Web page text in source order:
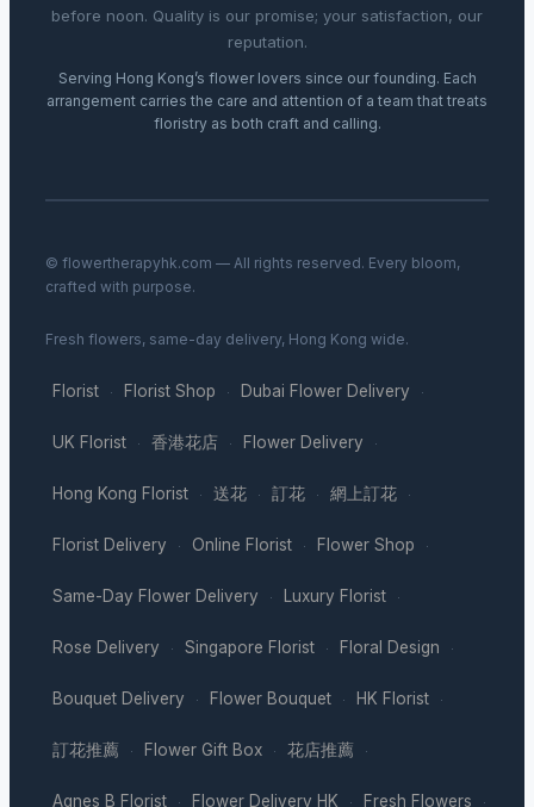
before noon. Quality is our promise; your satisfaction, our
reputation.
Serving Hong Kong’s flower lovers since our founding. Each
arrangement carries the care and attention of a team that treats
floristry as both craft and calling.
© flowertherapyhk.com — All rights reserved. Every bloom,
crafted with purpose.
Fresh flowers, same-day delivery, Hong Kong wide.
Florist · Florist Shop · Dubai Flower Delivery ·
UK Florist · 香港花店 · Flower Delivery ·
Hong Kong Florist · 送花 · 訂花 · 網上訂花 ·
Florist Delivery · Online Florist · Flower Shop ·
Same-Day Flower Delivery · Luxury Florist ·
Rose Delivery · Singapore Florist · Floral Design ·
Bouquet Delivery · Flower Bouquet · HK Florist ·
訂花推薦 · Flower Gift Box · 花店推薦 ·
Agnes B Florist · Flower Delivery HK · Fresh Flowers ·